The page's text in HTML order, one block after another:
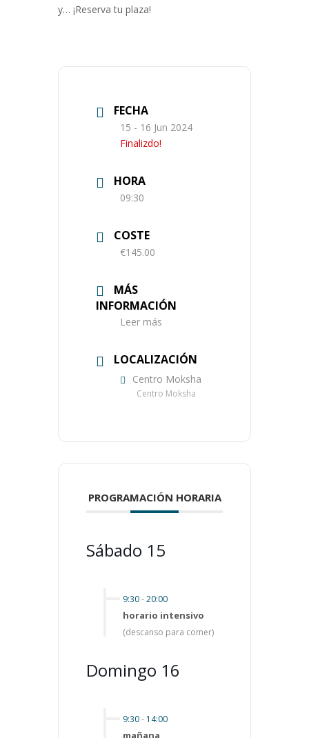
y… ¡Reserva tu plaza!
FECHA
15 - 16 Jun 2024
Finalizdo!
HORA
09:30
COSTE
€145.00
MÁS
INFORMACIÓN
Leer más
LOCALIZACIÓN
Centro Moksha
Centro Moksha
PROGRAMACIÓN HORARIA
Sábado 15
9:30-20:00
horario intensivo
(descanso para comer)
Domingo 16
9:30- 14:00